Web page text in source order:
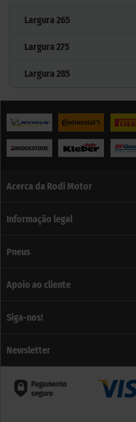
Largura 265
Largura 275
Largura 285
Acerca da Rodi Motor
Informação legal
Pneus
Apoio ao cliente
Siga-nos!
Newsletter